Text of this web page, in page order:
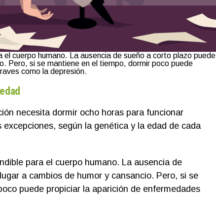
el cuerpo humano. La ausencia de sueño a corto plazo puede
Pero, si se mantiene en el tiempo, dormir poco puede
como la depresión.
necesita dormir ocho horas para funcionar
según la genética y la edad de cada
para el cuerpo humano. La ausencia de
a cambios de humor y cansancio. Pero, si se
puede propiciar la aparición de enfermedades